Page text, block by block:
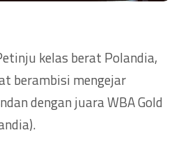
kelas berat Polandia,
berambisi mengejar
dengan juara WBA Gold